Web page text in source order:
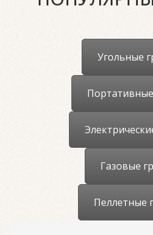
Угольные
Газовые
Пеллетные